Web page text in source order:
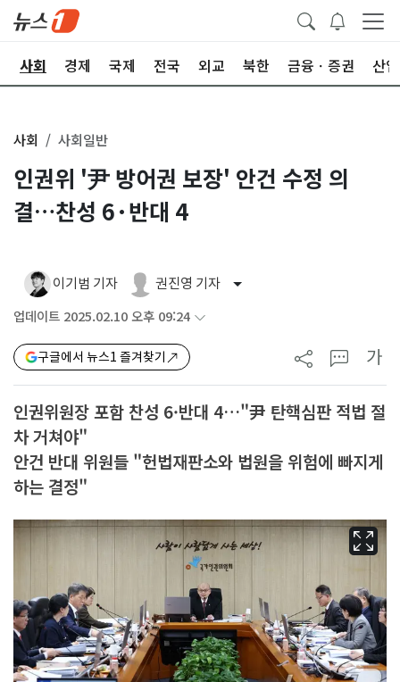
사회 경제 국제 전국 외교 북한 금융ㆍ증권 산업
사회 사회일반
인권위 '尹 방어권 보장' 안건 수정 의
결…찬성 6·반대 4
이기범 기자 권진영 기자
업데이트 2025.02.10 오후 09:24
구글에서 뉴스1 즐겨찾기 가
인권위원장 포함 찬성 6·반대 4…"尹 탄핵심판 적법 절
차 거쳐야"
안건 반대 위원들 "헌법재판소와 법원을 위험에 빠지게
하는 결정"